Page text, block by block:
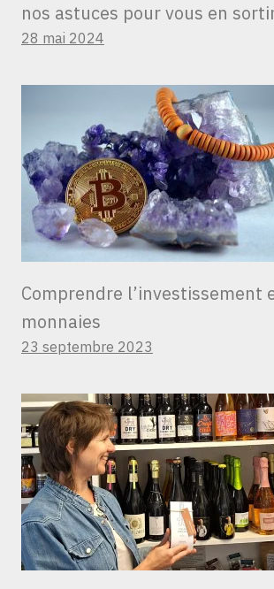
nos astuces pour vous en
28 mai 2024
Comprendre l’investissement
monnaies
23 septembre 2023